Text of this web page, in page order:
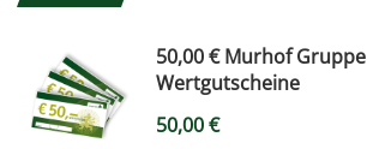
50,00 € Murhof Gruppe
Wertgutscheine
50,00€